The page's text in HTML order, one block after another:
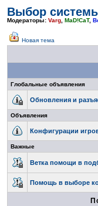
Выбор
Модераторы: Varg MaD!CaT,
Новая тема
Глобальные объявления
Обновления и
Объявления
Конфигурации
Важные
Ветка помощи в
Помощь в выборе